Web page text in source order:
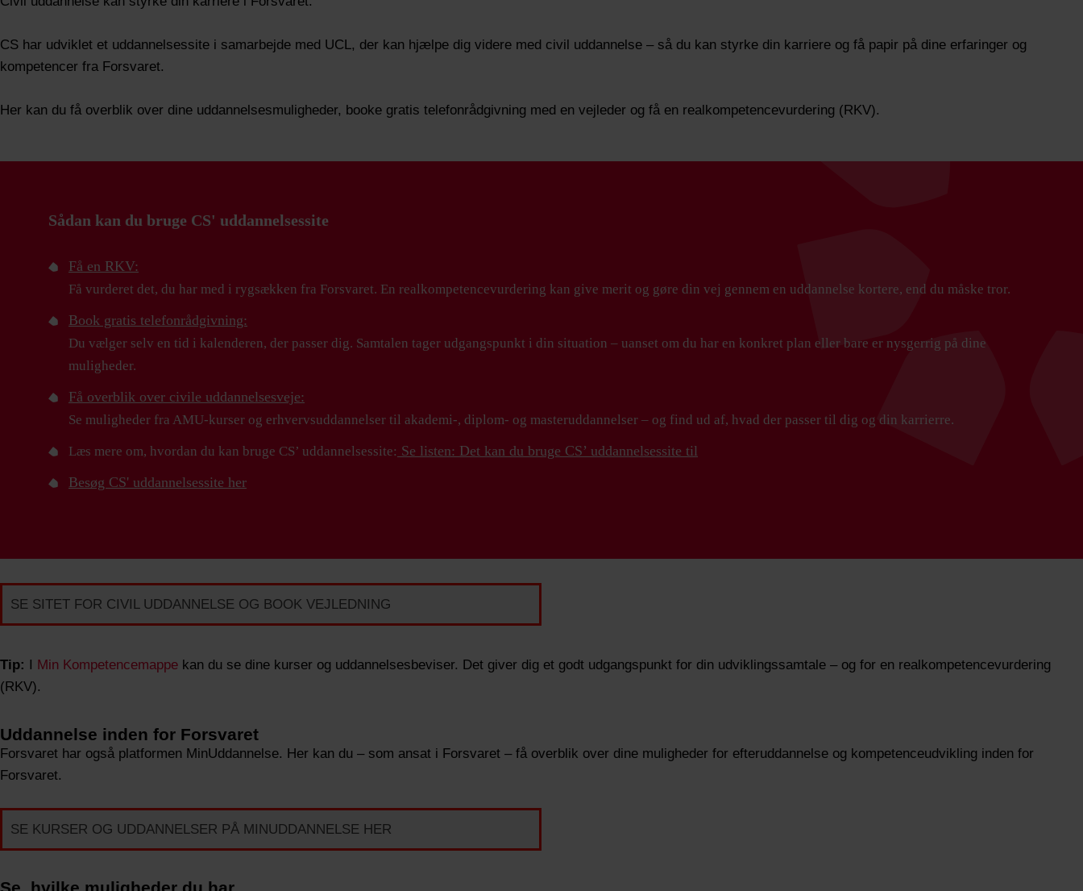
CS har udviklet et uddannelsessite i samarbejde med UCL, der kan hjælpe dig videre med civil uddannelse – så du kan styrke din karriere og få papir på dine erfaringer og
kompetencer fra Forsvaret.
Her kan du få overblik over dine uddannelsesmuligheder, booke gratis telefonrådgivning med en vejleder og få en realkompetencevurdering (RKV).
Sådan kan du bruge CS' uddannelsessite
Få en RKV:
Få vurderet det, du har med i rygsækken fra Forsvaret. En realkompetencevurdering kan give merit og gøre din vej gennem en uddannelse kortere, end du måske tror.
Book gratis telefonrådgivning:
Du vælger selv en tid i kalenderen, der passer dig. Samtalen tager udgangspunkt i din situation – uanset om du har en konkret plan eller bare er nysgerrig på dine
muligheder.
Få overblik over civile uddannelsesveje:
Se muligheder fra AMU-kurser og erhvervsuddannelser til akademi-, diplom- og masteruddannelser – og find ud af, hvad der passer til dig og din karrierre.
Læs mere om, hvordan du kan bruge CS’ uddannelsessite: Se listen: Det kan du bruge CS’ uddannelsessite til
Besøg CS' uddannelsessite her
SE SITET FOR CIVIL UDDANNELSE OG BOOK VEJLEDNING
Tip: I Min Kompetencemappe kan du se dine kurser og uddannelsesbeviser. Det giver dig et godt udgangspunkt for din udviklingssamtale – og for en realkompetencevurdering
(RKV).
Uddannelse inden for Forsvaret
Forsvaret har også platformen MinUddannelse. Her kan du – som ansat i Forsvaret – få overblik over dine muligheder for efteruddannelse og kompetenceudvikling inden for
Forsvaret.
SE KURSER OG UDDANNELSER PÅ MINUDDANNELSE HER